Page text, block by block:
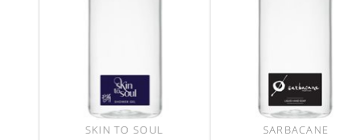
SKIN TO SOUL SARBACANE